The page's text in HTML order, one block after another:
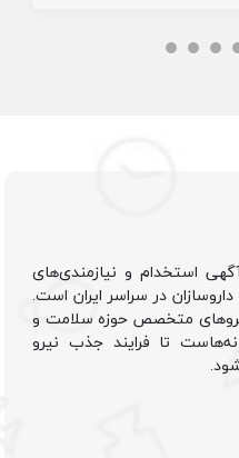
استخدام و نیازمندی‌های
در سراسر ایران است.
متخصص حوزه سلامت و
تا فرایند جذب نیرو